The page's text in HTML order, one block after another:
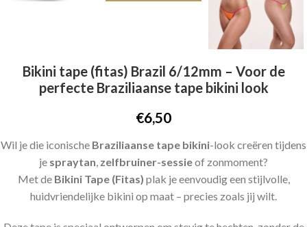
Bikini tape (fitas) Brazil 6/12mm – Voor de
perfecte Braziliaanse tape bikini look
€6,50
Wil je die iconische Braziliaanse tape bikini-look creëren tijdens
je spraytan, zelfbruiner-sessieof zonmoment?
Met de Bikini Tape (Fitas) plak je eenvoudig een stijlvolle,
huidvriendelijke bikini op maat – precies zoals jij wilt.